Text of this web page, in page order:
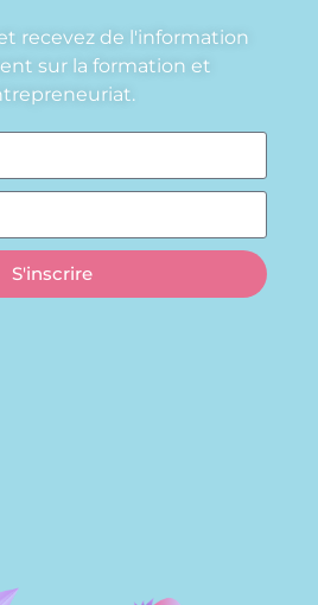
recevez de l'information
sur la formation et
S'inscrire